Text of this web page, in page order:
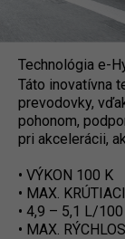
Technológia e-
Táto inovatívna
prevodovky,
pohonom,
pri akcelerácii,
• VÝKON 100 K
• MAX.
• 4,9 – 5,1 L/
• MAX.